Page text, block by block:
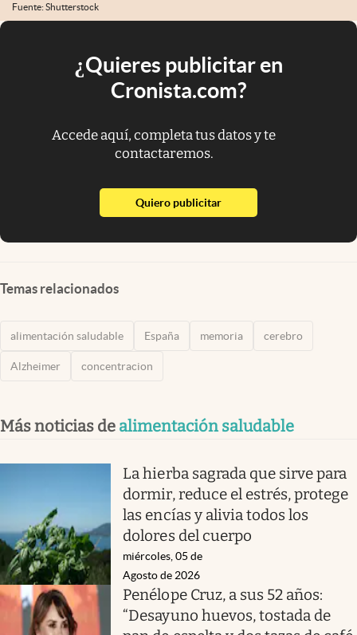
Fuente: Shutterstock
¿Quieres publicitar en
Cronista.com?
Accede aquí, completa tus datos y te
contactaremos.
Quiero publicitarabre en nueva pestaña
Temas relacionados
alimentación saludable España memoria cerebro
Alzheimer concentracion
Más noticias de alimentación saludable
La hierba sagrada que sirve para
dormir, reduce el estrés, protege
las encías y alivia todos los
dolores del cuerpo
miércoles, 05 de
Agosto de 2026
Penélope Cruz, a sus 52 años:
“Desayuno huevos, tostada de